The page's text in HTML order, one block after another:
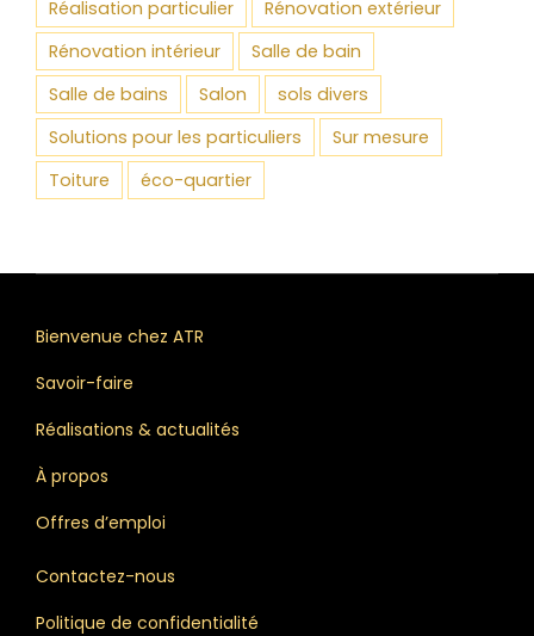
Réalisation particulier
Rénovation extérieur
Rénovation intérieur
Salle de bain
Salle de bains
Salon
sols divers
Solutions pour les particuliers
Sur mesure
Toiture
éco-quartier
Bienvenue chez ATR
Savoir-faire
Réalisations & actualités
À propos
Offres d’emploi
Contactez-nous
Politique de confidentialité